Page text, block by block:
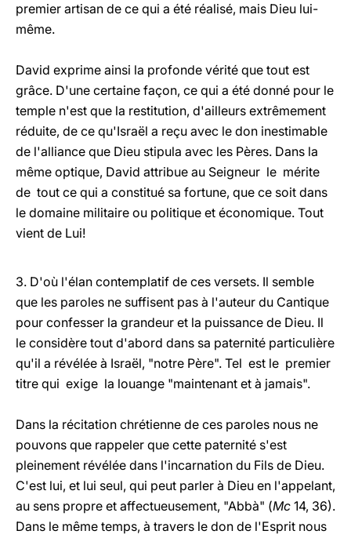
premier artisan de ce qui a été réalisé, mais Dieu lui-
même.
David exprime ainsi la profonde vérité que tout est
grâce. D'une certaine façon, ce qui a été donné pour le
temple n'est que la restitution, d'ailleurs extrêmement
réduite, de ce qu'Israël a reçu avec le don inestimable
de l'alliance que Dieu stipula avec les Pères. Dans la
même optique, David attribue au Seigneur le mérite
de tout ce qui a constitué sa fortune, que ce soit dans
le domaine militaire ou politique et économique. Tout
vient de Lui!
3. D'où l'élan contemplatif de ces versets. Il semble
que les paroles ne suffisent pas à l'auteur du Cantique
pour confesser la grandeur et la puissance de Dieu. Il
le considère tout d'abord dans sa paternité particulière
qu'il a révélée à Israël, "notre Père". Tel est le premier
titre qui exige la louange "maintenant et à jamais".
Dans la récitation chrétienne de ces paroles nous ne
pouvons que rappeler que cette paternité s'est
pleinement révélée dans l'incarnation du Fils de Dieu.
C'est lui, et lui seul, qui peut parler à Dieu en l'appelant,
au sens propre et affectueusement, "Abbà" (Mc 14, 36).
Dans le même temps, à travers le don de l'Esprit nous